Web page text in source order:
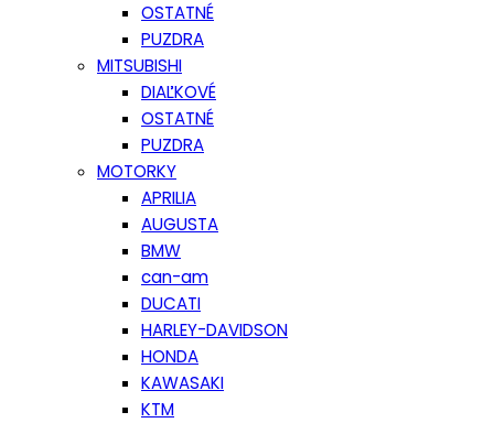
OSTATNÉ
PUZDRA
MITSUBISHI
DIAĽKOVÉ
OSTATNÉ
PUZDRA
MOTORKY
APRILIA
AUGUSTA
BMW
can-am
DUCATI
HARLEY-DAVIDSON
HONDA
KAWASAKI
KTM